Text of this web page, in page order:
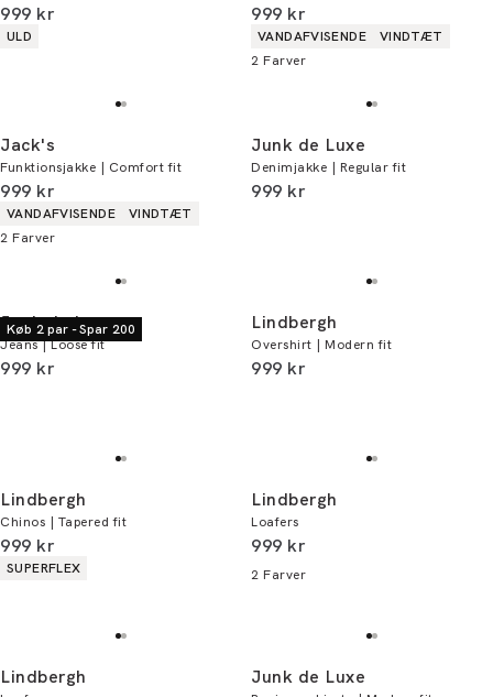
I alt (inkl. rabat)
999 kr
Produkt egenskaber
ULD
I alt (inkl. rabat)
999 kr
Produkt egenskaber
VANDAFVISENDE
VINDTÆT
2 Farver
Jack's
Funktionsjakke | Comfort fit
I alt (inkl. rabat)
999 kr
Produkt egenskaber
VANDAFVISENDE
VINDTÆT
2 Farver
Junk de Luxe
Denimjakke | Regular fit
I alt (inkl. rabat)
999 kr
Køb 2 par - Spar 200
Junk de Luxe
Jeans | Loose fit
I alt (inkl. rabat)
999 kr
Lindbergh
Overshirt | Modern fit
I alt (inkl. rabat)
999 kr
Lindbergh
Chinos | Tapered fit
I alt (inkl. rabat)
999 kr
Produkt egenskaber
SUPERFLEX
Lindbergh
Loafers
I alt (inkl. rabat)
999 kr
2 Farver
Lindbergh Junk de Luxe